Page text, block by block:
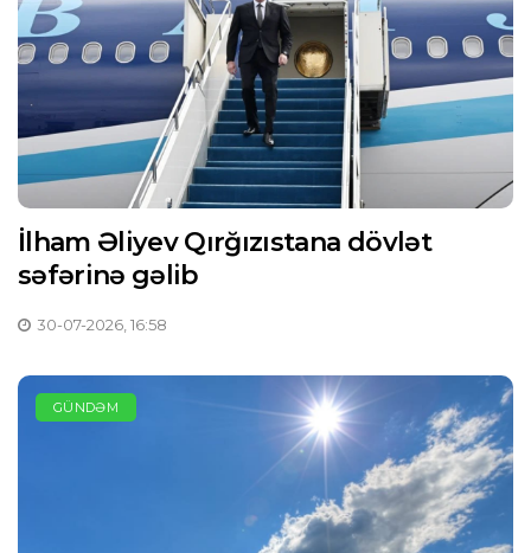
İlham Əliyev Qırğızıstana dövlət
səfərinə gəlib
30-07-2026, 16:58
GÜNDƏM